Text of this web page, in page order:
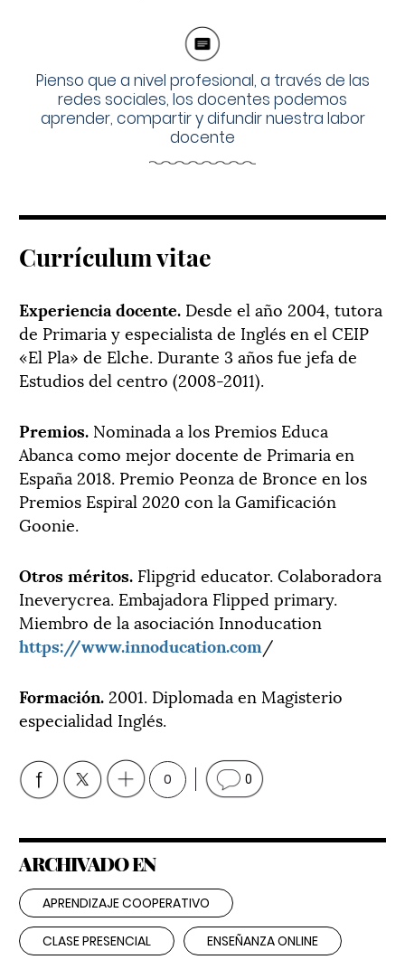
Pienso que a nivel profesional, a través de las
redes sociales, los docentes podemos
aprender, compartir y difundir nuestra labor
docente
Currículum vitae
Experiencia docente. Desde el año 2004, tutora
de Primaria y especialista de Inglés en el CEIP
«El Pla» de Elche. Durante 3 años fue jefa de
Estudios del centro (2008-2011).
Premios. Nominada a los Premios Educa
Abanca como mejor docente de Primaria en
España 2018. Premio Peonza de Bronce en los
Premios Espiral 2020 con la Gamificación
Goonie.
Otros méritos. Flipgrid educator. Colaboradora
Ineverycrea. Embajadora Flipped primary.
Miembro de la asociación Innoducation
https://www.innoducation.com/
Formación. 2001. Diplomada en Magisterio
especialidad Inglés.
0 0
ARCHIVADO EN
APRENDIZAJE COOPERATIVO
CLASE PRESENCIAL ENSEÑANZA ONLINE